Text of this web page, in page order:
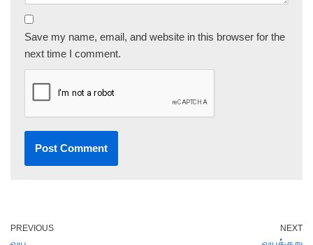
Save my name, email, and website in this browser for the
next time I comment.
PREVIOUS NEXT